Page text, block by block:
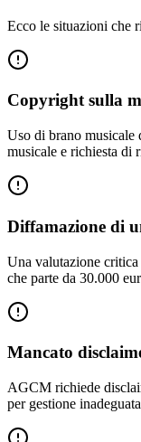
Ecco le situazioni che
Copyright sulla
Uso di brano musicale
musicale e richiesta di
Diffamazione di
Una valutazione critica
che parte da 30.000
Mancato
AGCM richiede
per gestione